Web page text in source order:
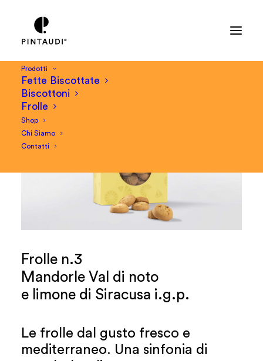
Prodotti
Fette Biscottate
Biscottoni
Frolle
Shop
Chi Siamo
Contatti
Frolle n.3
Mandorle Val di noto
e limone di Siracusa i.g.p.
Le frolle dal gusto fresco e
mediterraneo. Una sinfonia di